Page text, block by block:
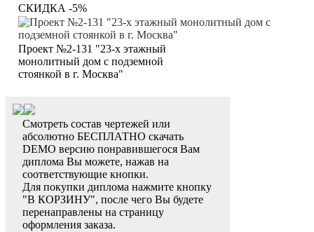
СКИДКА -5%
Проект №2-131 "23-х этажный
монолитный дом с подземной
стоянкой в г. Москва"
Смотреть состав чертежей или
абсолютно БЕСПЛАТНО скачать
DEMO версию понравившегося Вам
диплома Вы можете, нажав на
соответствующие кнопки.
Для покупки диплома нажмите кнопку
"В КОРЗИНУ", после чего Вы будете
перенаправлены на страницу
оформления заказа.